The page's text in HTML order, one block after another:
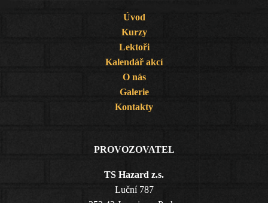
Úvod
Kurzy
Lektoři
Kalendář akcí
O nás
Galerie
Kontakty
PROVOZOVATEL
TS Hazard z.s.
Luční 787